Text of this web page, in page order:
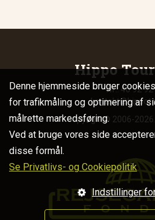
Hippo
Tlf.: 40 92 92
Copyright© 2006-
Denne hjemmeside bruger
for trafikmåling og optimering af
målrette markedsføring.
Ved at bruge vores side
disse formål.
Se Privatlivs- og Cookiepolitik
Indstillinger